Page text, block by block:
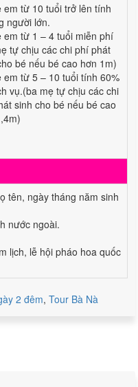
em từ 10 tuổi trở lên tính
người lớn.
em từ 1 – 4 tuổi miễn phí
tự chịu các chi phí phát
bé nếu bé cao hơn 1m)
em từ 5 – 10 tuổi tính 60%
vụ.(ba mẹ tự chịu các chi
sinh cho bé nếu bé cao
tên, ngày tháng năm sinh
nước ngoài.
lịch, lễ hội pháo hoa quốc
2 đêm,Tour Bà Nà